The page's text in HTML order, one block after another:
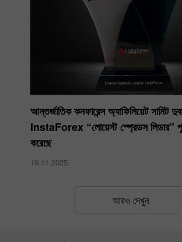
আন্তর্জাতিক কনফারেন্স অ্যাফিলিয়েট সামিট
InstaForex “লোয়েস্ট স্প্রেডস লিডার”
করেছে
19.11.2025
আরও দেখুন